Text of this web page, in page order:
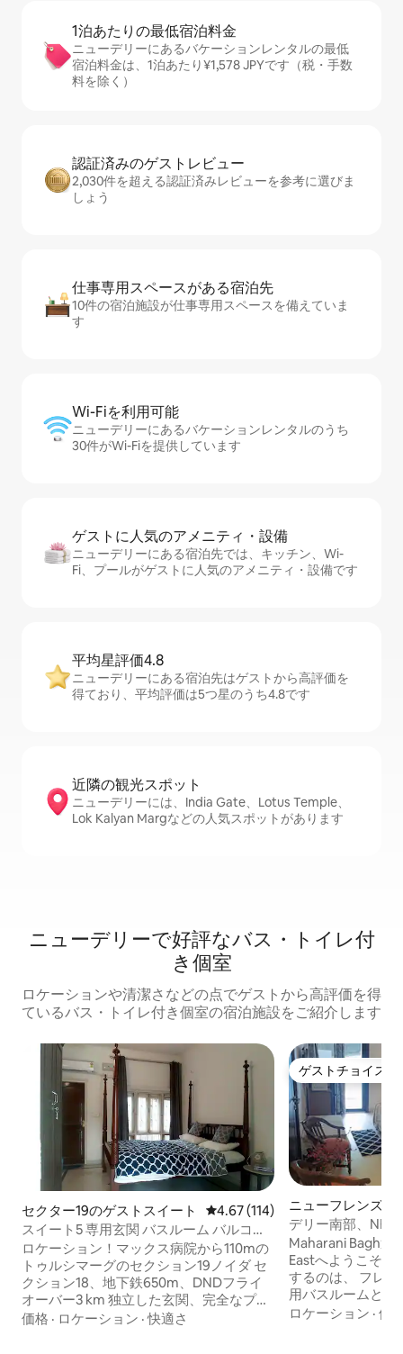
1泊あたりの最⁠低⁠宿⁠泊⁠料⁠金
ニューデリーにあるバケーションレンタルの最低
宿泊料金は、1泊あたり¥1,578 JPYです（税・手数
料を除く）
認証済みのゲ⁠ス⁠ト⁠レ⁠ビ⁠ュ⁠ー
2,030件を超える認証済みレビューを参考に選びま
しょう
仕事専用ス⁠ペ⁠ー⁠スがあ⁠る宿⁠泊⁠先
10件の宿泊施設が仕事専用スペースを備えていま
す
Wi-Fiを利⁠用⁠可⁠能
ニューデリーにあるバケーションレンタルのうち
30件がWi-Fiを提供しています
ゲストに人⁠気⁠のア⁠メ⁠ニ⁠テ⁠ィ・設⁠備
ニューデリーにある宿泊先では、キッチン、Wi-
Fi、プールがゲストに人気のアメニティ・設備です
平均星評価4.8
ニューデリーにある宿泊先はゲストから高評価を
得ており、平均評価は5つ星のうち4.8です
近隣の観光ス⁠ポ⁠ッ⁠ト
ニューデリーには、India Gate、Lotus Temple、
Lok Kalyan Margなどの人気スポットがあります
ニューデリーで好評なバス・トイレ付
き個室
ロケーションや清潔さなどの点でゲストから高評価を得
ているバス・トイレ付き個室の宿泊施設をご紹介します
セクター19のゲストスイート レビュー114件、5つ星中4.67つ
4.67 (114)
スイート5 専用玄関 バスルーム バルコニ
ー ノイダセクション18 地下鉄650m
ロケーション！マックス病院から110mの
トゥルシマーグのセクション19ノイダ セ
クション18、地下鉄650m、DNDフライ
オーバー3 km 独立した玄関、完全なプラ
イバシー、家具付きスイート、プライベ
価格 · ロケーション ·快適さ
ゲストチョイス
ゲストチョイス
ニューフレンズコ
ストスイート
デリー南部、NFC
したお部屋
Maharani Bagh近
Eastへようこそ 家族経営のAirbnbが提供
するのは、 フレ
用バスルームとバ
フィートのエア
ロケーション ·価